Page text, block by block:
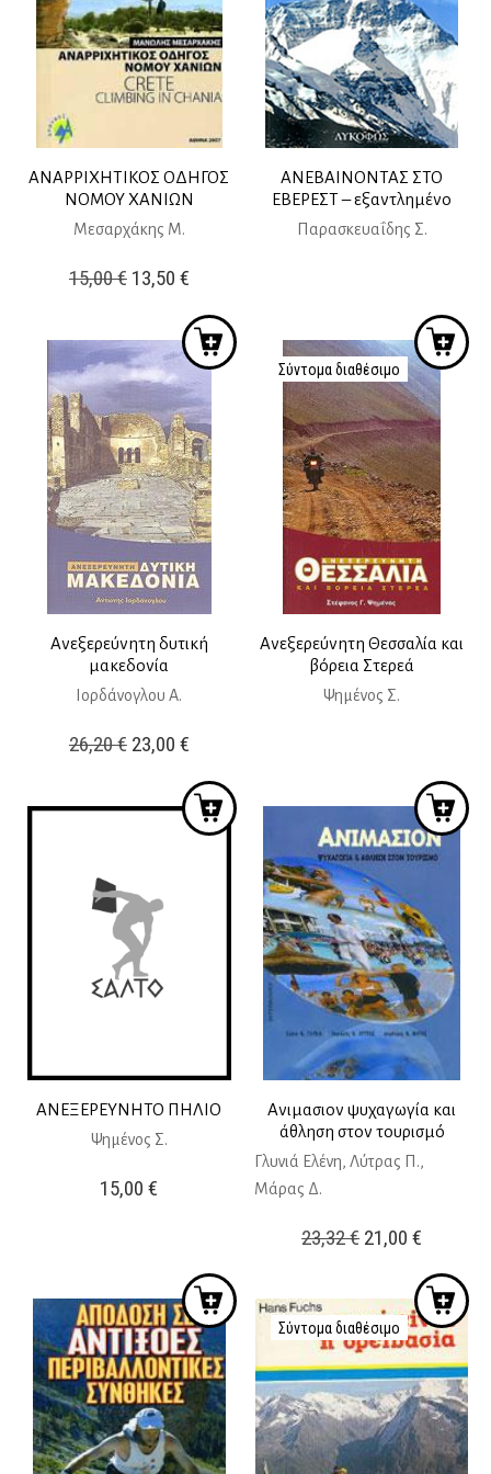
ΑΝΑΡΡΙΧΗΤΙΚΟΣ ΟΔΗΓΟΣ
ΝΟΜΟΥ ΧΑΝΙΩΝ
Μεσαρχάκης Μ.
15,00€ Original
was:
15,00 €.
13,50 €Η
τιμή
είναι:
13,50 €.
ΑΝΕΒΑΙΝΟΝΤΑΣ ΣΤΟ
ΕΒΕΡΕΣΤ – εξαντλημένο
Παρασκευαΐδης Σ.
Ανεξερεύνητη δυτική
μακεδονία
Ιορδάνογλου Α.
26,20€ Original
was:
26,20 €.
23,00 €Η
τιμή
είναι:
Σύντομα διαθέσιμο
Ανεξερεύνητη Θεσσαλία και
βόρεια Στερεά
Ψημένος Σ.
ΑΝΕΞΕΡΕΥΝΗΤΟ ΠΗΛΙΟ
Ψημένος Σ.
15,00€
Ανιμασιον ψυχαγωγία και
άθληση στον τουρισμό
Γλυνιά Ελένη, Λύτρας Π.,
Μάρας Δ.
23,32€ Original
was:
23,32 €.
21,00€
τιμή
είναι:
21,00 €.
Σύντομα διαθέσιμο